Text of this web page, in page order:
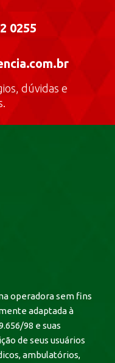
0255
dúvidas e
operadora sem fins
adaptada à
98 e suas
de seus usuários
ambulatórios,